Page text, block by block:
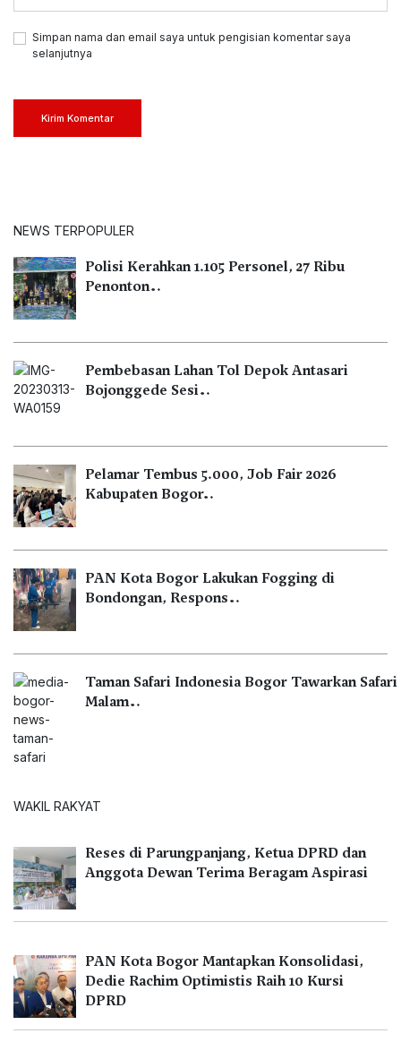
Simpan nama dan email saya untuk pengisian komentar saya
selanjutnya
Kirim Komentar
NEWS TERPOPULER
Polisi Kerahkan 1.105 Personel, 27 Ribu
Penonton…
Pembebasan Lahan Tol Depok Antasari
Bojonggede Sesi…
Pelamar Tembus 5.000, Job Fair 2026
Kabupaten Bogor…
PAN Kota Bogor Lakukan Fogging di
Bondongan, Respons…
Taman Safari Indonesia Bogor Tawarkan Safari
Malam…
WAKIL RAKYAT
Reses di Parungpanjang, Ketua DPRD dan
Anggota Dewan Terima Beragam Aspirasi
PAN Kota Bogor Mantapkan Konsolidasi,
Dedie Rachim Optimistis Raih 10 Kursi
DPRD